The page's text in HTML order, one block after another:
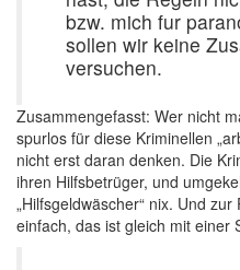
bzw. mich fur
sollen wir keine
versuchen.
Zusammengefasst: Wer nicht
spurlos für diese Kriminellen
nicht erst daran denken. Die
ihren Hilfsbetrüger, und
„Hilfsgeldwäscher“ nix. Und
einfach, das ist gleich mit einer